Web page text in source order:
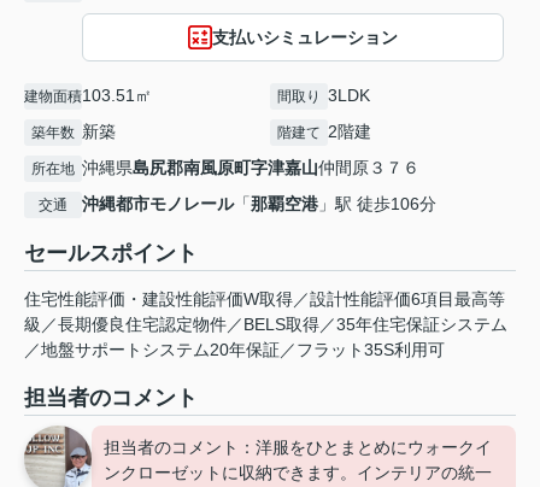
支払いシミュレーション
建物面積103.51㎡ 間取り 3LDK
築年数 新築 階建て 2階建
所在地 沖縄県島尻郡南風原町字津嘉山仲間原３７６
交通 沖縄都市モノレール「那覇空港 」駅 徒歩106分
セールスポイント
住宅性能評価・建設性能評価W取得／設計性能評価6項目最高等
級／長期優良住宅認定物件／BELS取得／35年住宅保証システム
／地盤サポートシステム20年保証／フラット35S利用可
担当者のコメント
担当者のコメント：洋服をひとまとめにウォークイ
ンクローゼットに収納できます。インテリアの統一